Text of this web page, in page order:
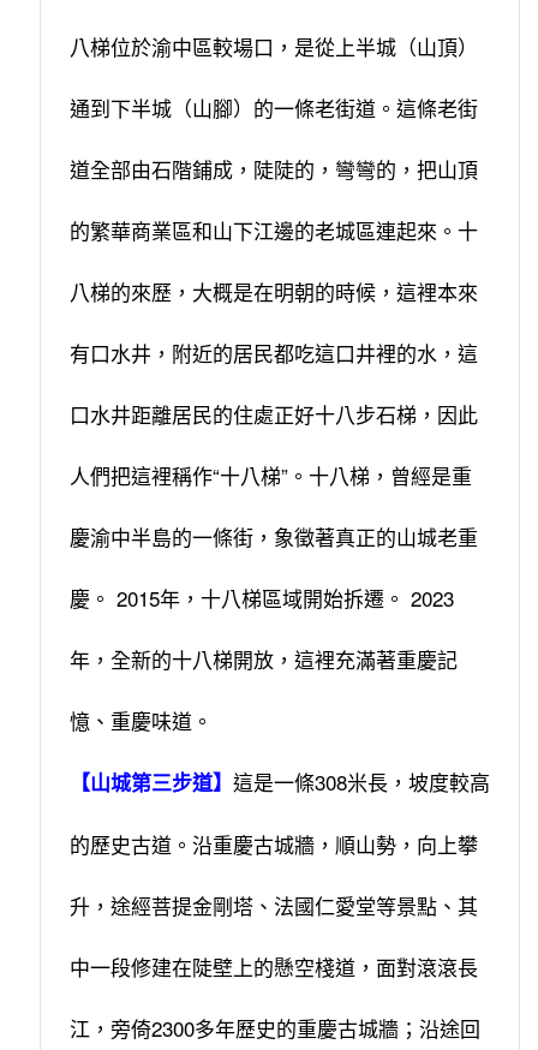
八梯位於渝中區較場口，是從上半城（山頂）
通到下半城（山腳）的一條老街道。這條老街
道全部由石階鋪成，陡陡的，彎彎的，把山頂
的繁華商業區和山下江邊的老城區連起來。十
八梯的來歷，大概是在明朝的時候，這裡本來
有口水井，附近的居民都吃這口井裡的水，這
口水井距離居民的住處正好十八步石梯，因此
人們把這裡稱作“十八梯”。十八梯，曾經是重
慶渝中半島的一條街，象徵著真正的山城老重
慶。 2015年，十八梯區域開始拆遷。 2023
年，全新的十八梯開放，這裡充滿著重慶記
憶、重慶味道。
【山城第三步道】 這是一條308米長，坡度較高
的歷史古道。沿重慶古城牆，順山勢，向上攀
升，途經菩提金剛塔、法國仁愛堂等景點、其
中一段修建在陡壁上的懸空棧道，面對滾滾長
江，旁倚2300多年歷史的重慶古城牆；沿途回